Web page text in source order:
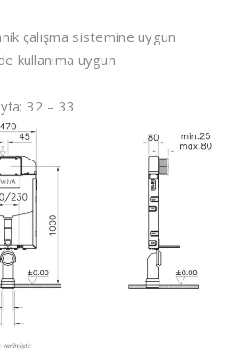
çalışma sistemine uygun
kullanıma uygun
32 – 33